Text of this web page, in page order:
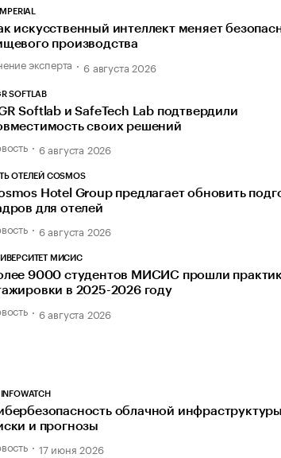
искусственный интеллект меняет
производства
эксперта 6 августа 2026
SOFTLAB
Softlab и SafeTech Lab подтвердили
своих решений
6 августа 2026
ОТЕЛЕЙ COSMOS
Hotel Group предлагает обновить
для отелей
6 августа 2026
МИСИС
9000 студентов МИСИС прошли
в 2025-2026 году
6 августа 2026
облачной
и прогнозы
17 июня 2026